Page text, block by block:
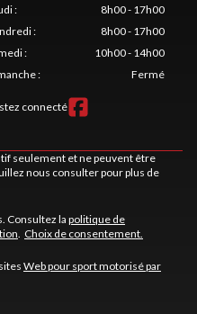
:
8h00 - 17h00
:
8h00 - 17h00
:
10h00 - 14h00
: Fermé
connecté
seulement et ne peuvent être
nous consulter pour plus de
Consultez la politique de
. Choix de consentement.
Web pour sport motorisé par